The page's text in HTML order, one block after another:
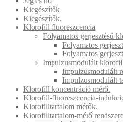
Kiegészítők
Kiegészítők.
Klorofill fluoreszcencia
Folyamatos gerjesztésű
Folyamatos
Folyamatos
Impulzusmodulált
Impulzusmodulált
Impulzusmodulált
Klorofill koncentráció mérő.
Klorofill-fluoreszcencia-
Klorofilltartalom mérők.
Klorofilltartalom-mérő